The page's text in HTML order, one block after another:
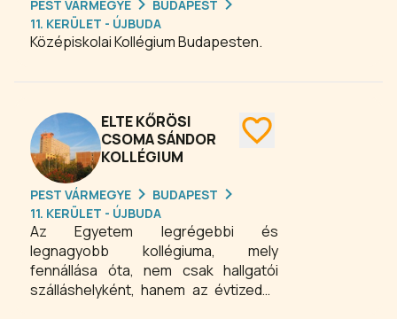
tömegközlekedés könnyen elérhető,
mivel számos buszmegálló található a
közelben.
PEST VÁRMEGYE
BUDAPEST
11. KERÜLET - ÚJBUDA
Középiskolai Kollégium Budapesten.
ELTE KŐRÖSI
CSOMA SÁNDOR
KOLLÉGIUM
PEST VÁRMEGYE
BUDAPEST
11. KERÜLET - ÚJBUDA
Az Egyetem legrégebbi és
legnagyobb kollégiuma, mely
fennállása óta, nem csak hallgatói
szálláshelyként, hanem az évtizedek